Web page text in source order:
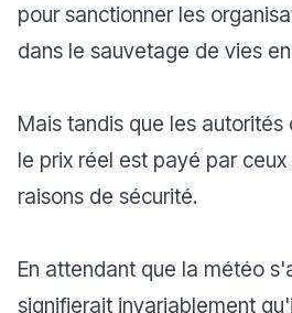
pour sanctionner les
dans le sauvetage de vies
Mais tandis que les autorités
le prix réel est payé par
raisons de sécurité.
En attendant que la météo
signifierait invariablement